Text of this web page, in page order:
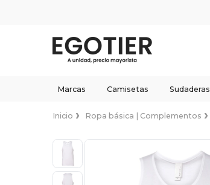
Marcas Camisetas Sudaderas
Inicio Ropa básica | Complementos